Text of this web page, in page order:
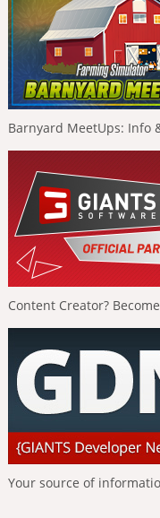
Barnyard MeetUps: Info
Content Creator?
Your source of